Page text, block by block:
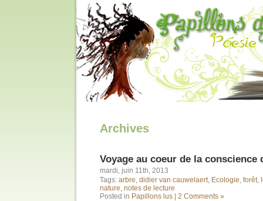
Archives
Voyage au coeur de la conscience
mardi, juin 11th, 2013
Tags: arbre, didier van cauwelaert, Ecologie, forêt,
nature, notes de lecture
Posted in Papillons lus 2 Comments »